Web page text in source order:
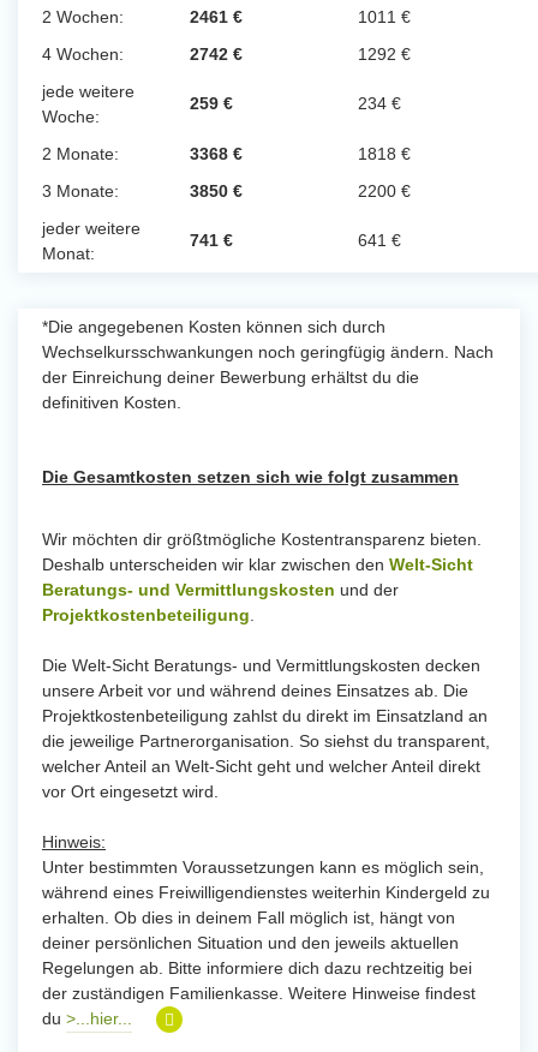
2 Wochen: 2461 €
1011 €
4 Wochen:
2742 €
1292 €
jede weitere
Woche:
259 € 234 €
2 Monate: 3368 €
1818 €
3 Monate:
3850 €
2200 €
jeder weitere
Monat:
741 € 641 €
*Die angegebenen Kosten können sich durch
Wechselkursschwankungen noch geringfügig ändern. Nach
der Einreichung deiner Bewerbung erhältst du die
definitiven Kosten.
Die Gesamtkosten setzen sich wie folgt zusammen
Wir möchten dir größtmögliche Kostentransparenz bieten.
Deshalb unterscheiden wir klar zwischen den Welt-Sicht
Beratungs- und Vermittlungskosten und der
Projektkostenbeteiligung
Die Welt-Sicht Beratungs- und Vermittlungskosten decken
unsere Arbeit vor und während deines Einsatzes ab. Die
Projektkostenbeteiligung zahlst du direkt im Einsatzland an
die jeweilige Partnerorganisation. So siehst du transparent,
welcher Anteil an Welt-Sicht geht und welcher Anteil direkt
vor Ort eingesetzt wird.
Hinweis:
Unter bestimmten Voraussetzungen kann es möglich sein,
während eines Freiwilligendienstes weiterhin Kindergeld zu
erhalten. Ob dies in deinem Fall möglich ist, hängt von
deiner persönlichen Situation und den jeweils aktuellen
Regelungen ab. Bitte informiere dich dazu rechtzeitig bei
der zuständigen Familienkasse. Weitere Hinweise findest
du >...hier...